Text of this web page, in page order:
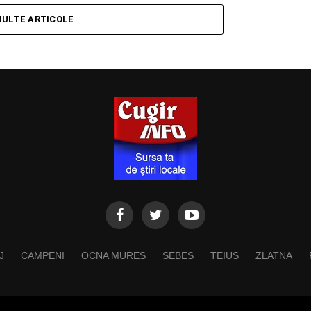
ARTICOLE
CAMPENI OCNA MURES SEBES TEIUS ZLATNA